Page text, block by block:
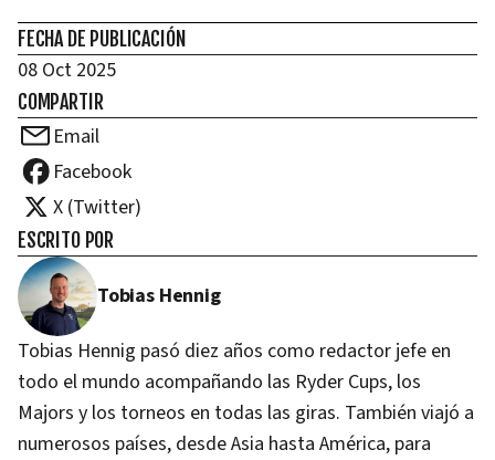
FECHA DE PUBLICACIÓN
08 Oct 2025
COMPARTIR
Email
Facebook
X (Twitter)
ESCRITO POR
Tobias Hennig
Tobias Hennig pasó diez años como redactor jefe en
todo el mundo acompañando las Ryder Cups, los
Majors y los torneos en todas las giras. También viajó a
numerosos países, desde Asia hasta América, para